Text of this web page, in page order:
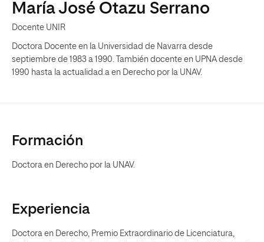
María José Otazu Serrano
Docente UNIR
Doctora Docente en la Universidad de Navarra desde
septiembre de 1983 a 1990. También docente en UPNA desde
1990 hasta la actualidad.a en Derecho por la UNAV.
Formación
Doctora en Derecho por la UNAV.
Experiencia
Doctora en Derecho, Premio Extraordinario de Licenciatura,